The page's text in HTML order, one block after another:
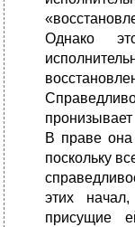
Однако
В праве она
поскольку
этих
присущие